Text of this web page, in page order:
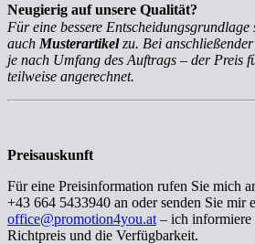
Neugierig auf unsere Qualität?
Für eine bessere
auch Musterartikelzu. Bei
je nach Umfang des Auftrags – der Preis
teilweise angerechnet.
Preisauskunft
Für eine Preisinformation rufen Sie mich
+43 664 5433940 an oder senden Sie mir
office@promotion4you.at – ich informiere
Richtpreis und die Verfügbarkeit.